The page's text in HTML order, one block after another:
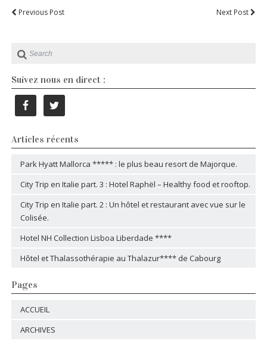
Previous Post Next Post
Suivez nous en direct :
Articles récents
Park Hyatt Mallorca ***** : le plus beau resort de Majorque.
City Trip en Italie part. 3 : Hotel Raphël – Healthy food et rooftop.
City Trip en Italie part. 2 : Un hôtel et restaurant avec vue sur le
Colisée.
Hotel NH Collection Lisboa Liberdade ****
Hôtel et Thalassothérapie au Thalazur**** de Cabourg
Pages
ACCUEIL
ARCHIVES